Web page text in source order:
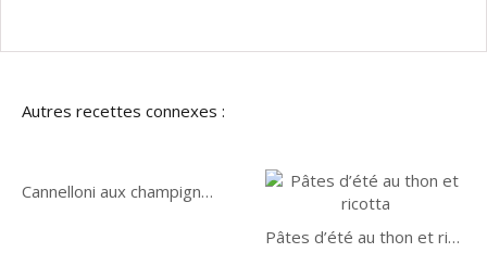
Autres recettes connexes :
Cannelloni aux champignons
Pâtes d’été au thon et ricotta